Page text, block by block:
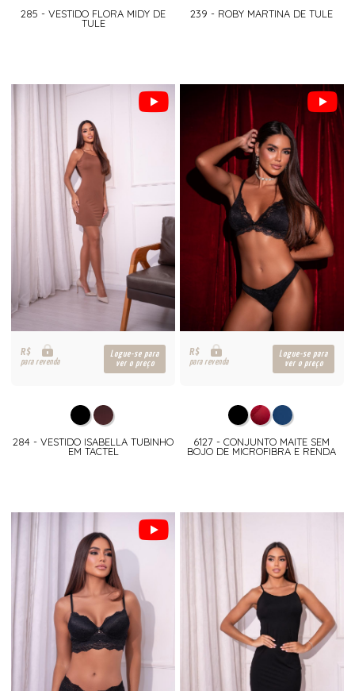
285 - VESTIDO FLORA MIDY DE
TULE
239 - ROBY MARTINA DE TULE
R$
para revenda
Logue-se para
ver o preço
284 - VESTIDO ISABELLA TUBINHO
EM TACTEL
R$
para revenda
Logue-se para
ver o preço
6127 - CONJUNTO MAITE SEM
BOJO DE MICROFIBRA E RENDA